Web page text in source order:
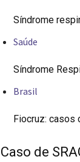
Síndrome
Saúde
Síndrome
Brasil
Fiocruz: casos
Caso de